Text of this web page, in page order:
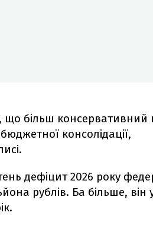
більш консервативний
консолідації,
дефіцит 2026 року
рублів. Ба більше,